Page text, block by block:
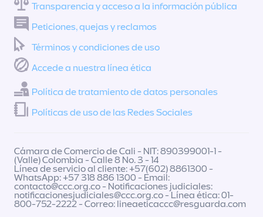
Transparencia y acceso a la información pública
Peticiones, quejas y reclamos
Términos y condiciones de uso
Accede a nuestra línea ética
Política de tratamiento de datos personales
Políticas de uso de las Redes Sociales
Cámara de Comercio de Cali - NIT: 890399001-1 -
(Valle) Colombia - Calle 8 No. 3 - 14
Línea de servicio al cliente: +57(602) 8861300 -
WhatsApp: +57 318 886 1300 - Email:
contacto@ccc.org.co- Notificaciones judiciales:
notificacionesjudiciales@ccc.org.co- Línea ética: 01-
800-752-2222 - Correo: lineaeticaccc@resguarda.com